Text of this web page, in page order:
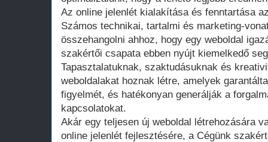
Az online jelenlét kialakítása és fenntartása
Számos technikai, tartalmi és marketing-
összehangolni ahhoz, hogy egy weboldal
szakértői csapata ebben nyújt kiemelkedő
Tapasztalatuknak, szaktudásuknak és
weboldalakat hoznak létre, amelyek
figyelmét, és hatékonyan generálják a
kapcsolatokat.
Akár egy teljesen új weboldal létrehozására
online jelenlét fejlesztésére, a Cégünk